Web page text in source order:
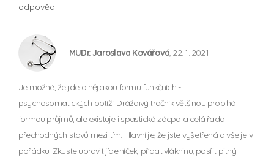
odpověd.
MUDr. Jaroslava Kovářová, 22. 1. 2021
Je možné, že jde o nějakou formu funkčních -
psychosomatických obtíží. Dráždivý tračník většinou probíhá
formou průjmů, ale existuje i spastická zácpa a celá řada
přechodných stavů mezi tím. Hlavní je, že jste vyšetřená a vše je v
pořádku. Zkuste upravit jídelníček, přidat vlákninu, posílit pitný